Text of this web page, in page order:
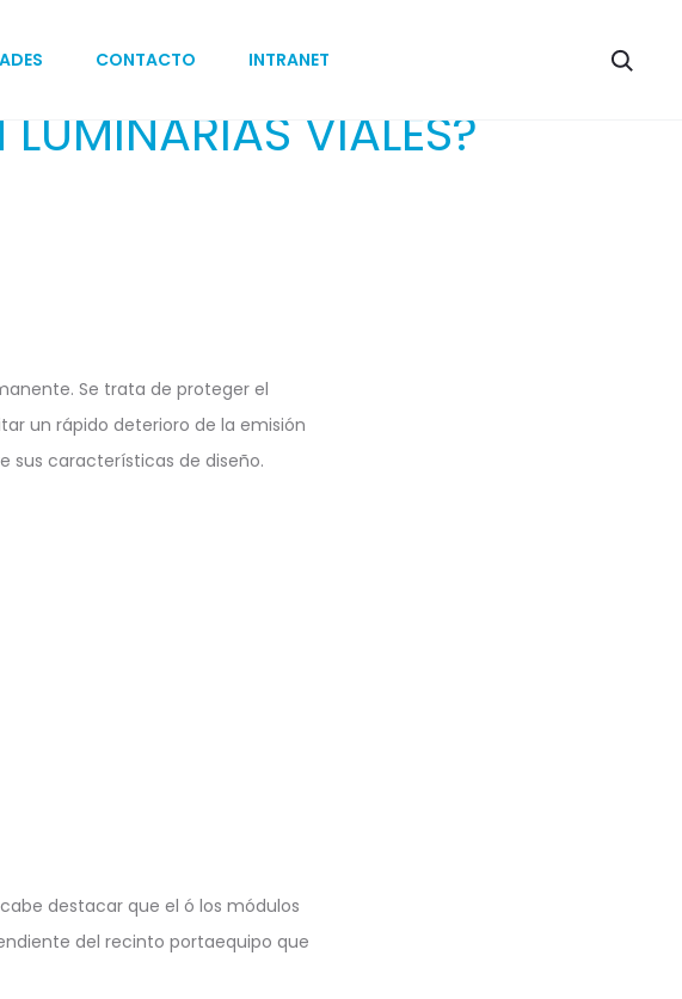
CONTACTO INTRANET
VIALES?
Se trata de proteger el
un rápido deterioro de la emisión
sus características de diseño.
destacar que el ó los módulos
del recinto portaequipo que